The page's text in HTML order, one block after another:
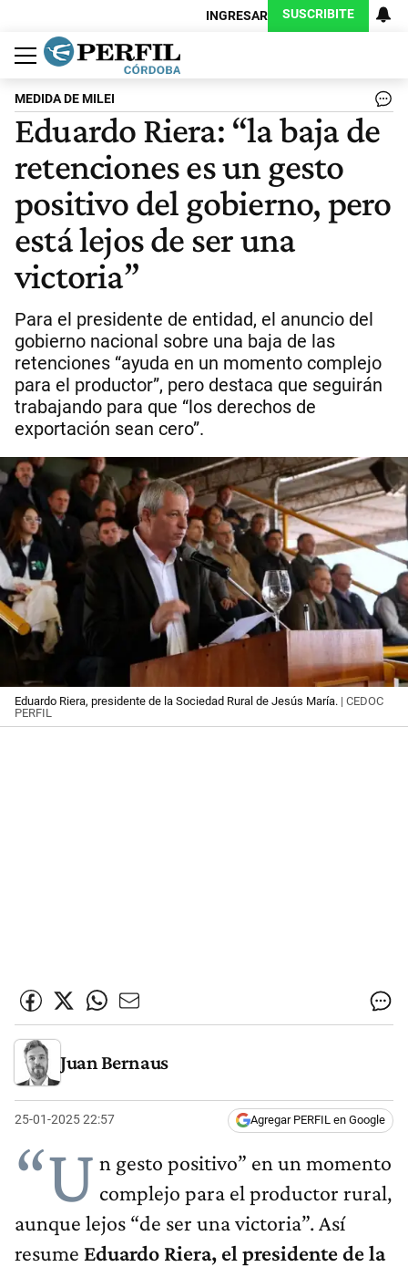
INGRESAR SUSCRIBITE
Política
Economía
Judiciales
Sociedad
Cultura
Espectáculos
Deportes
Protagonistas
MEDIDA DE MILEI
Eduardo Riera: “la baja de
retenciones es un gesto
positivo del gobierno, pero
está lejos de ser una
victoria”
Para el presidente de entidad, el anuncio del
gobierno nacional sobre una baja de las
retenciones “ayuda en un momento complejo
para el productor”, pero destaca que seguirán
trabajando para que “los derechos de
exportación sean cero”.
Eduardo Riera, presidente de la Sociedad Rural de Jesús María. | CEDOC
PERFIL
Juan Bernaus
25-01-2025 22:57 Agregar PERFIL en Google
“U n gesto positivo” en un momento
complejo para el productor rural,
aunque lejos “de ser una victoria”. Así
resume Eduardo Riera, el presidente de la